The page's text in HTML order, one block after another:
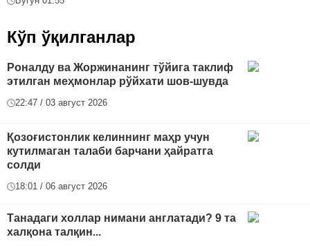
Кўп ўқилганлар
Роналду ва Жоржинанинг тўйига таклиф
этилган меҳмонлар рўйхати шов-шувда
22:47 / 03 август 2026
Қозоғистонлик келиннинг маҳр учун
кутилмаган талаби барчани ҳайратга
солди
18:01 / 06 август 2026
Танадаги холлар нимани англатади? 9 та
халқона талқин...